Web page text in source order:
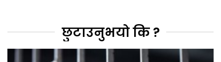
छुटाउनुभयो कि ?